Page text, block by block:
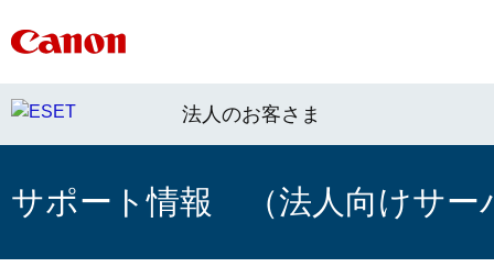
法人のお客さま
サポート情報 （法人向けサー